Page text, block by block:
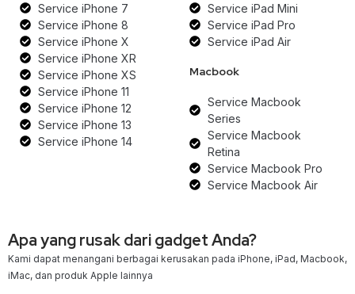
Service iPhone 7
Service iPhone 8
Service iPhone X
Service iPhone XR
Service iPhone XS
Service iPhone 11
Service iPhone 12
Service iPhone 13
Service iPhone 14
Service iPad Mini
Service iPad Pro
Service iPad Air
Macbook
Service Macbook
Series
Service Macbook
Retina
Service Macbook Pro
Service Macbook Air
Apa yang rusak dari gadget Anda?
Kami dapat menangani berbagai kerusakan pada iPhone, iPad, Macbook,
iMac, dan produk Apple lainnya